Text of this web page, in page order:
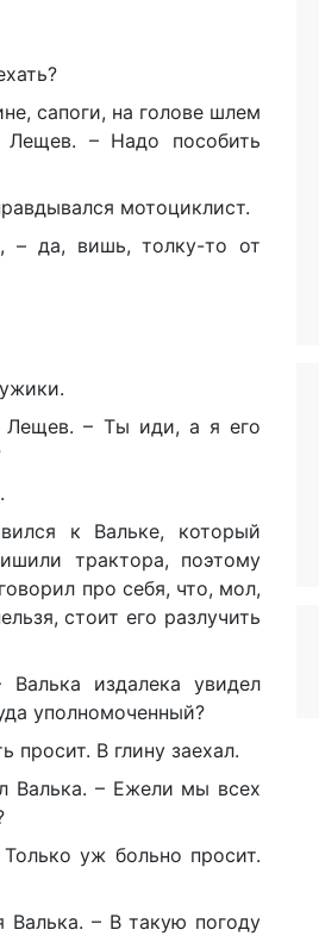
сапоги, на голове шлем
Лещев. – Надо пособить
мотоциклист.
– да, вишь, толку-то от
Лещев. – Ты иди, а я его
к Вальке, который
трактора, поэтому
про себя, что, мол,
стоит его разлучить
издалека увидел
уполномоченный?
просит. В глину заехал.
Валька. – Ежели мы всех
уж больно просит.
Валька. – В такую погоду